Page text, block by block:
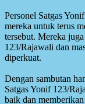
‎Personel Satgas
mereka untuk terus
tersebut. Mereka
123/Rajawali dan
diperkuat.
‎Dengan sambutan
Satgas Yonif 123/
baik dan